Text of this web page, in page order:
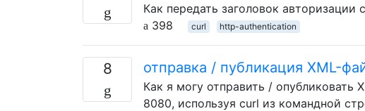
Как передать заголовок
398
curl http-authentication
8 отправка / публикация XML-
Как я могу отправить /
8080, используя curl из командной